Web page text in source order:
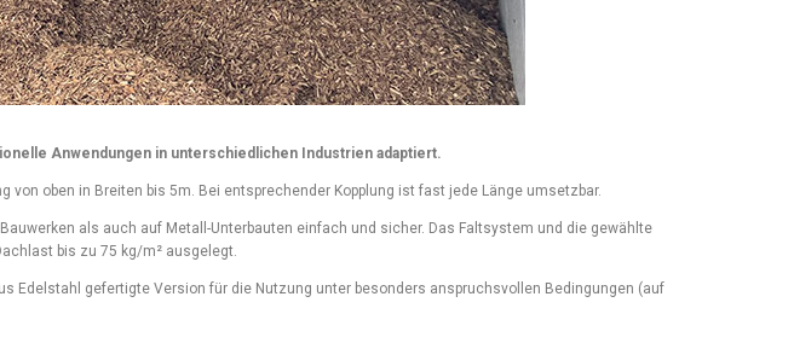
Anwendungen in unterschiedlichen Industrien adaptiert.
oben in Breiten bis 5m. Bei entsprechender Kopplung ist fast jede Länge umsetzbar.
als auch auf Metall-Unterbauten einfach und sicher. Das Faltsystem und die gewählte
bis zu 75 kg/m² ausgelegt.
Edelstahl gefertigte Version für die Nutzung unter besonders anspruchsvollen Bedingungen (auf